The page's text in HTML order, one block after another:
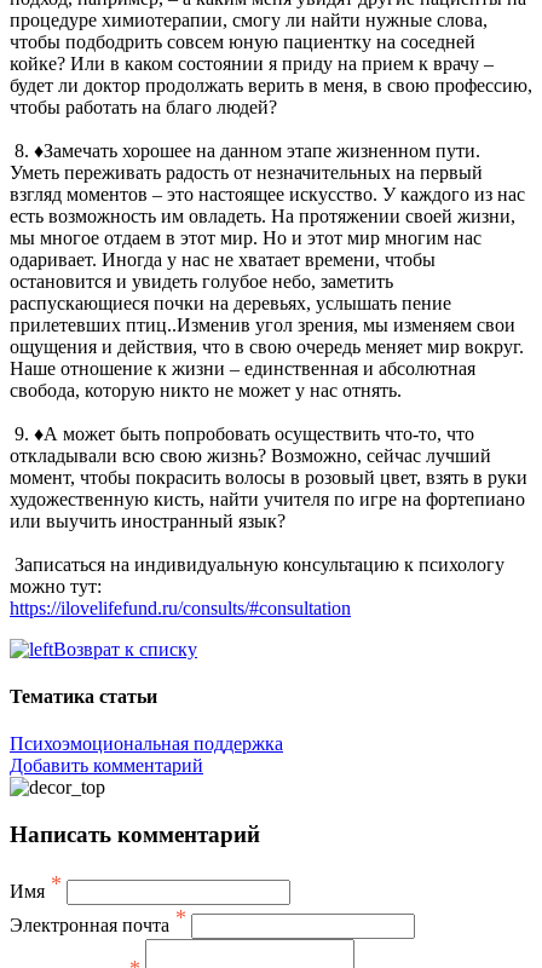
процедуре химиотерапии, смогу ли найти нужные слова,
чтобы подбодрить совсем юную пациентку на соседней
койке? Или в каком состоянии я приду на прием к врачу –
будет ли доктор продолжать верить в меня, в свою профессию,
чтобы работать на благо людей?
8. ♦Замечать хорошее на данном этапе жизненном пути.
Уметь переживать радость от незначительных на первый
взгляд моментов – это настоящее искусство. У каждого из нас
есть возможность им овладеть. На протяжении своей жизни,
мы многое отдаем в этот мир. Но и этот мир многим нас
одаривает. Иногда у нас не хватает времени, чтобы
остановится и увидеть голубое небо, заметить
распускающиеся почки на деревьях, услышать пение
прилетевших птиц..Изменив угол зрения, мы изменяем свои
ощущения и действия, что в свою очередь меняет мир вокруг.
Наше отношение к жизни – единственная и абсолютная
свобода, которую никто не может у нас отнять.
9. ♦А может быть попробовать осуществить что-то, что
откладывали всю свою жизнь? Возможно, сейчас лучший
момент, чтобы покрасить волосы в розовый цвет, взять в руки
художественную кисть, найти учителя по игре на фортепиано
или выучить иностранный язык?
Записаться на индивидуальную консультацию к психологу
можно тут:
https://ilovelifefund.ru/consults/#consultation
Возврат к списку
Тематика статьи
Психоэмоциональная поддержка
Добавить комментарий
Написать комментарий
Имя *
Электронная почта *